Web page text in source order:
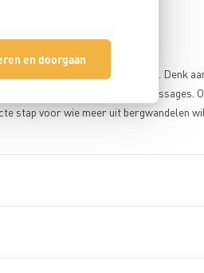
en doorgaan
bewegen in bergachtig terrein. Denk
extra veiligheid op steilere passages.
stap voor wie meer uit bergwandelen wil